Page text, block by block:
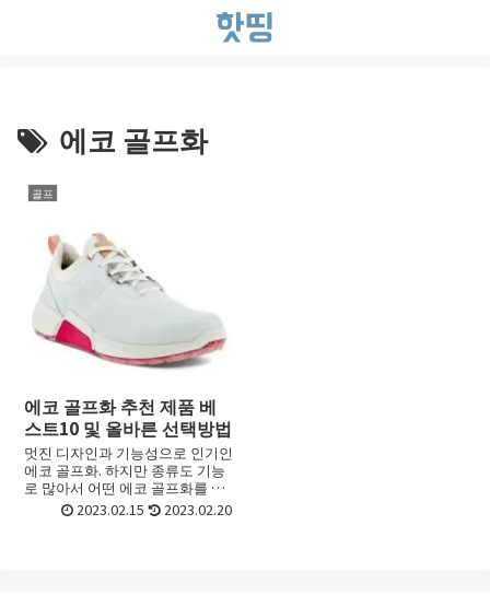
에코 골프화
골프
에코 골프화 추천 제품 베
스트10 및 올바른 선택방법
멋진 디자인과 기능성으로 인기인
에코 골프화. 하지만 종류도 기능
로 많아서 어떤 에코 골프화를 골
라야 할지 선택하기가 어려울 때
가 있죠. 처음 접할 때라면 더욱 그
2023.02.15 2023.02.20